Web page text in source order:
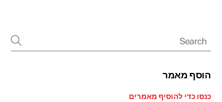
הוסף מאמר
כנסו כדי להוסיף מאמרים